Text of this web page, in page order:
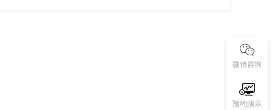
微信咨询
预约演示